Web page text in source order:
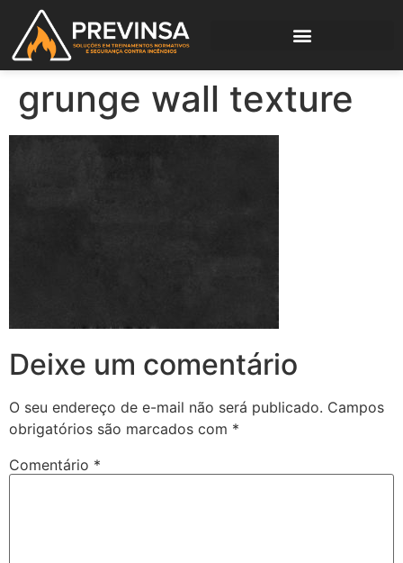
grunge wall texture
Deixe um comentário
O seu endereço de e-mail não será publicado. Campos
obrigatórios são marcados com *
Comentário *